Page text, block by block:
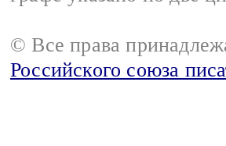
© Все права
Российского союза